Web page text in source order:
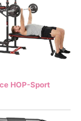
HOP-Sport